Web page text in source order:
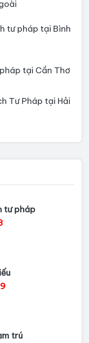
tư pháp tại Bình
tại Cần Thơ
Tư Pháp tại Hải
Tư Pháp tại Hồ
pháp tại Đồng
lịch tư pháp
tư pháp tại Bình
tư pháp
trú